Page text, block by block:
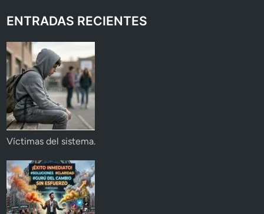
ENTRADAS RECIENTES
Víctimas del sistema.